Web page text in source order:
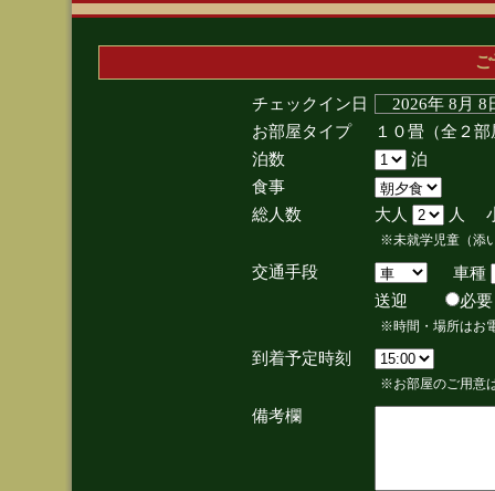
チェックイン日
2026年 8月
お部屋タイプ
１０畳（全２
泊数
泊
食事
総人数
大人 人
※未就学児童（添
交通手段
車種
送迎
※時間・場所はお
到着予定時刻
※お部屋のご用意
備考欄